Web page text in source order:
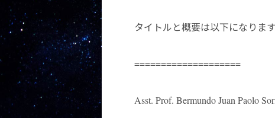
タイトルと概要は以下になります
====================
Asst. Prof. Bermundo Juan Paolo